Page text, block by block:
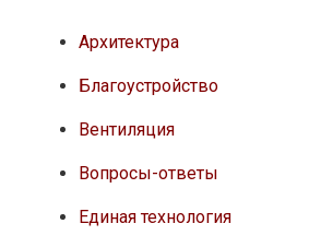
Архитектура
Благоустройство
Вентиляция
Вопросы-ответы
Единая технология